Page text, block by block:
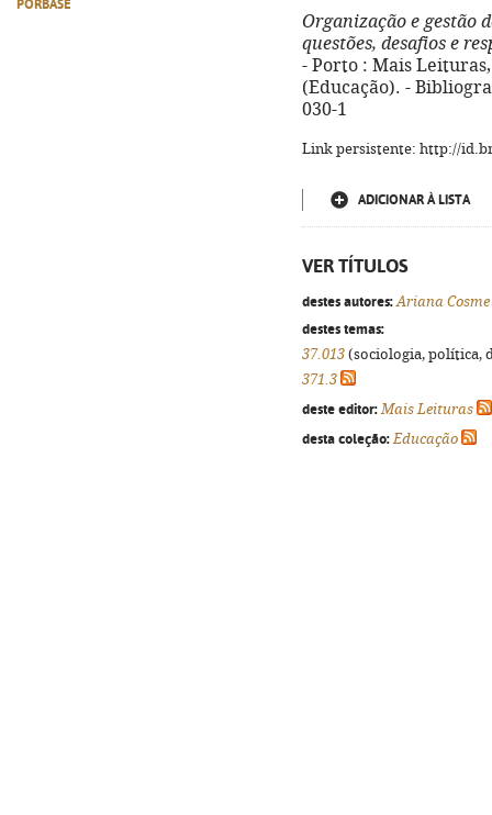
PORBASE
Organização e gestão
questões, desafios e
- Porto : Mais
(Educação). -
030-1
Link persistente: http://
ADICIONAR À LISTA
VER TÍTULOS
destes autores: Ariana Cosme
destes temas:
37.013 (sociologia, política,
371.3
deste editor: Mais Leituras
desta coleção: Educação